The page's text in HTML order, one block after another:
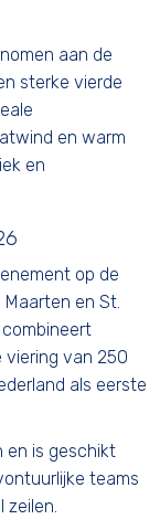
aan de
sterke vierde
en warm
en
op de
en St.
viering van 250
als eerste
en is geschikt
teams
zeilen.